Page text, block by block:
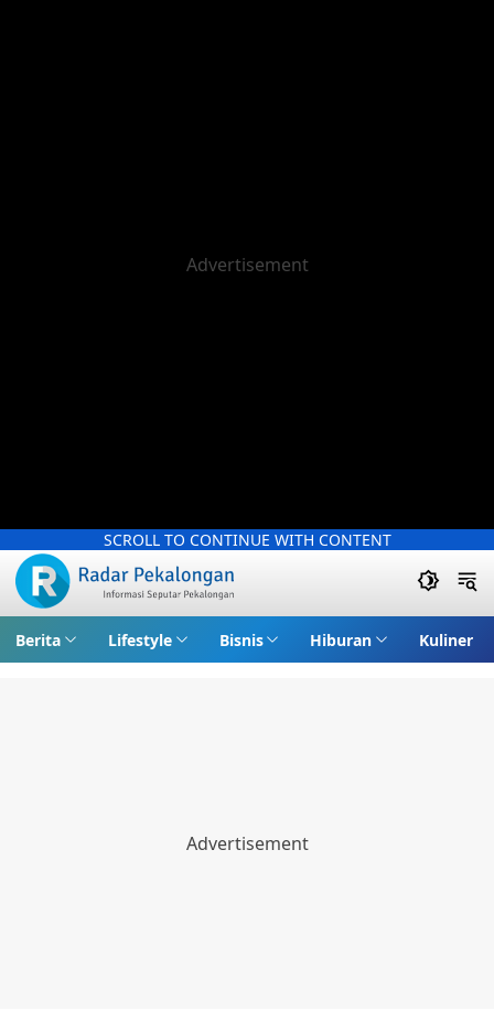
SCROLL TO CONTINUE WITH CONTENT
Berita Lifestyle Bisnis Hiburan Kuliner